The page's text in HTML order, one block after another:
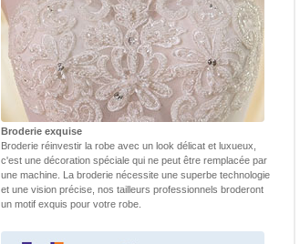
Broderie exquise
Broderie réinvestir la robe avec un look délicat et luxueux,
c'est une décoration spéciale qui ne peut être remplacée par
une machine. La broderie nécessite une superbe technologie
et une vision précise, nos tailleurs professionnels broderont
un motif exquis pour votre robe.